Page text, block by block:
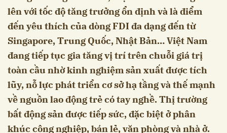
lên với tốc độ tăng trưởng ổn định và là điểm
đến yêu thích của dòng FDI đa dạng đến từ
Singapore, Trung Quốc, Nhật Bản… Việt Nam
đang tiếp tục gia tăng vị trí trên chuỗi giá trị
toàn cầu nhờ kinh nghiệm sản xuất được tích
lũy, nỗ lực phát triển cơ sở hạ tầng và thế mạnh
về nguồn lao động trẻ có tay nghề. Thị trường
bất động sản được tiếp sức, đặc biệt ở phân
khúc công nghiệp, bán lẻ, văn phòng và nhà ở.